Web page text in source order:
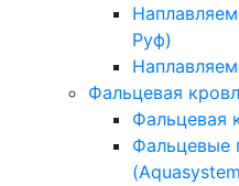
Руф)
Фальцевая
Фальцевая
Фальцевые